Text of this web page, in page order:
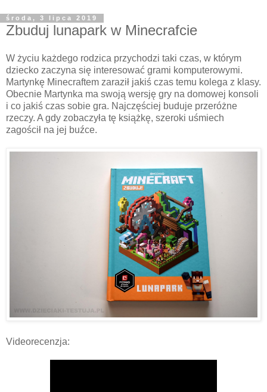
środa, 3 lipca 2019
Zbuduj lunapark w Minecrafcie
W życiu każdego rodzica przychodzi taki czas, w którym
dziecko zaczyna się interesować grami komputerowymi.
Martynkę Minecraftem zaraził jakiś czas temu kolega z klasy.
Obecnie Martynka ma swoją wersję gry na domowej konsoli
i co jakiś czas sobie gra. Najczęściej buduje przeróżne
rzeczy. A gdy zobaczyła tę książkę, szeroki uśmiech
zagościł na jej buźce.
Videorecenzja: